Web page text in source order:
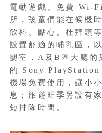
電動遊戲、免費 Wi-
所，孩童們能在候機
飲料、點心。杜拜頭
設置舒適的哺乳區，
嬰室，A及B區大廳的
的 Sony PlayStation
機場免費使用，讓小
息；旅遊旺季另設有
短排隊時間。